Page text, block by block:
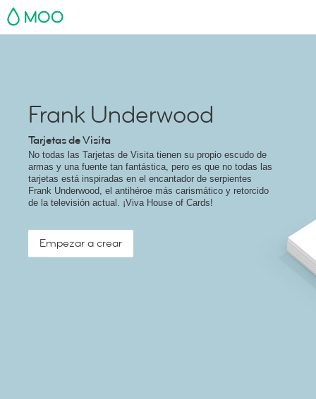
MOO
Frank Underwood
Tarjetas de Visita
No todas las Tarjetas de Visita tienen su propio escudo de
armas y una fuente tan fantástica, pero es que no todas las
tarjetas está inspiradas en el encantador de serpientes
Frank Underwood, el antihéroe más carismático y retorcido
de la televisión actual. ¡Viva House of Cards!
Empezar a crear